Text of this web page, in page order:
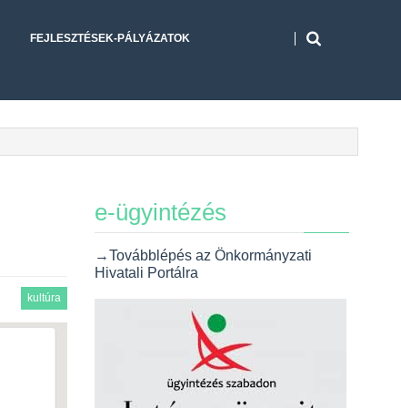
FEJLESZTÉSEK-PÁLYÁZATOK
kultúra
e-ügyintézés
→Továbblépés az Önkormányzati
Hivatali Portálra